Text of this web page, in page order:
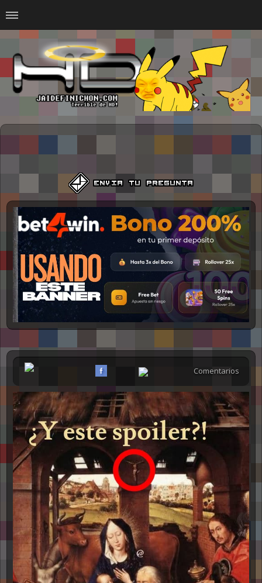
#Animalitosbb
#Chilensis
#CurseadasWTF
#DankMemes
#Normie
#Otacos
#SacasDeChucha
#Sad
GOTH
Comentarios